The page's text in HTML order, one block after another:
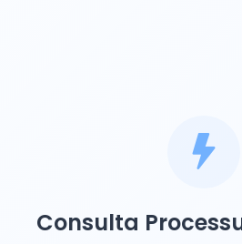
Consulta